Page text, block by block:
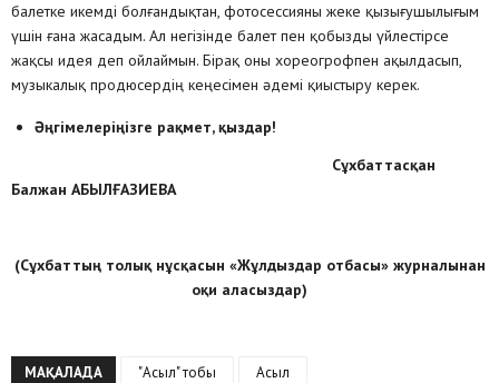
балетке икемді болғандықтан, фотосессияны жеке қызығушылығым
үшін ғана жасадым. Ал негізінде балет пен қобызды үйлестірсе
жақсы идея деп ойлаймын. Бірақ оны хореогрофпен ақылдасып,
музыкалық продюсердің кеңесімен әдемі қиыстыру керек.
Әңгімелеріңізге рақмет, қыздар!
Сұхбаттасқан
Балжан АБЫЛҒАЗИЕВА
(Сұхбаттың толық нұсқасын «Жұлдыздар отбасы» журналынан
оқи аласыздар)
МАҚАЛАДА "Асыл" тобы Асыл